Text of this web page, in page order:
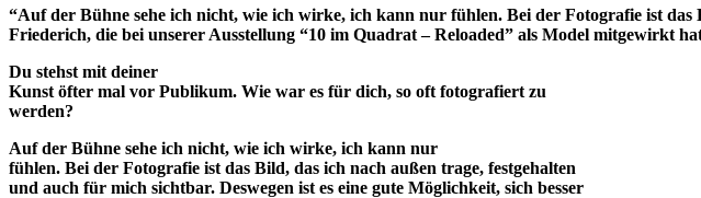
“Auf der Bühne sehe ich nicht, wie ich wirke, ich kann nur fühlen. Bei der Fotografie ist
Friederich, die bei unserer Ausstellung “10 im Quadrat – Reloaded” als Model mitgewirkt
Du stehst mit deiner
Kunst öfter mal vor Publikum. Wie war es für dich, so oft fotografiert zu
werden?
Auf der Bühne sehe ich nicht, wie ich wirke, ich kann nur
fühlen. Bei der Fotografie ist das Bild, das ich nach außen trage, festgehalten
und auch für mich sichtbar. Deswegen ist es eine gute Möglichkeit, sich besser